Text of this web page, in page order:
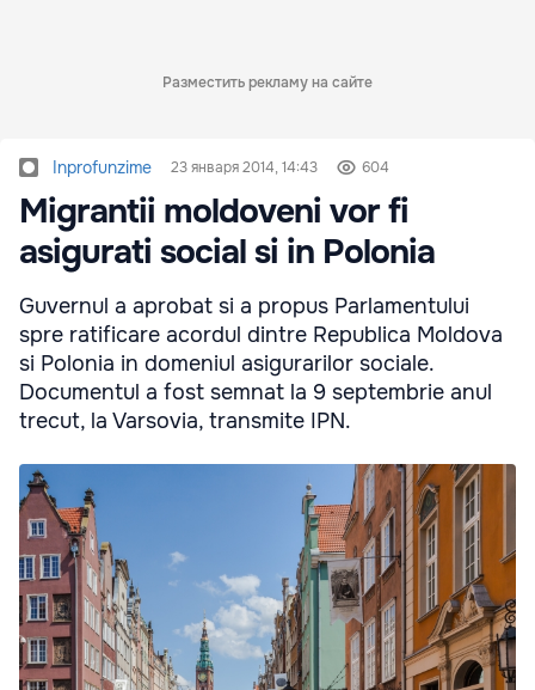
Разместить рекламу на сайте
Inprofunzime 23 января 2014, 14:43 604
Migrantii moldoveni vor fi
asigurati social si in Polonia
Guvernul a aprobat si a propus Parlamentului
spre ratificare acordul dintre Republica Moldova
si Polonia in domeniul asigurarilor sociale.
Documentul a fost semnat la 9 septembrie anul
trecut, la Varsovia, transmite IPN.